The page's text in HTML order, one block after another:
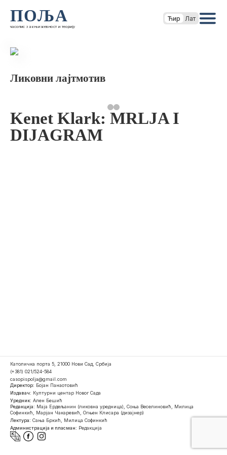
ПОЉА
часопис за књижевност и теорију
Ћир Лат
Ликовни лајтмотив
Kenet Klark: MRLJA I
DIJAGRAM
Католичка порта 5, 21000 Нови Сад, Србија
(+381) 021/524-584
casopispolja@gmail.com
Директор: Бојан Панаотовић
Издавач: Културни центар Новог Сада
Уредник: Ален Бешић
Редакција: Маја Ердељанин (ликовна уредница), Соња Веселиновић, Милица
Софинкић, Марјан Чакаревић, Огњен Клисара (дизајнер)
Лектура: Сања Бркић, Милица Софинкић
Администрација и пласман: Редакција